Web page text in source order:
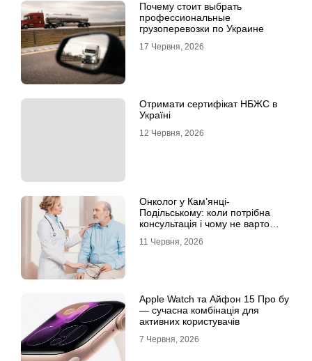
Почему стоит выбрать
профессиональные
грузоперевозки по Украине
17 Червня, 2026
Отримати сертифікат НБЖС в
Україні
12 Червня, 2026
Онколог у Кам’янці-
Подільському: коли потрібна
консультація і чому не варто
11 Червня, 2026
Apple Watch та Айфон 15 Про бу
— сучасна комбінація для
активних користувачів
7 Червня, 2026